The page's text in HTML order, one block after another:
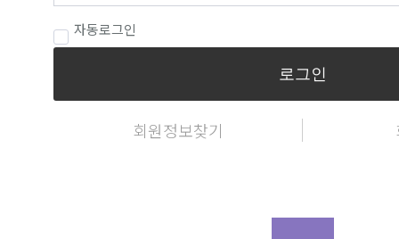
자동로그인
로그인
회원정보찾기